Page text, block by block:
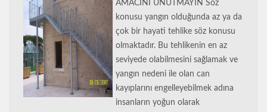
AMACINI UNUTMAYIN Söz
konusu yangın olduğunda az ya da
çok bir hayati tehlike söz konusu
olmaktadır. Bu tehlikenin en az
seviyede olabilmesini sağlamak ve
yangın nedeni ile olan can
kayıplarını engelleyebilmek adına
insanların yoğun olarak